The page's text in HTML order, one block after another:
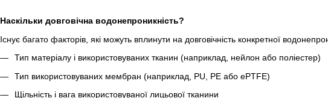
Наскільки довговічна водонепроникність?
Існує багато факторів, які можуть вплинути на довговічність конкретної
Тип матеріалу і використовуваних тканин (наприклад, нейлон або поліестер)
Тип використовуваних мембран (наприклад, PU, PE або ePTFE)
Щільність і вага використовуваної лицьової тканини